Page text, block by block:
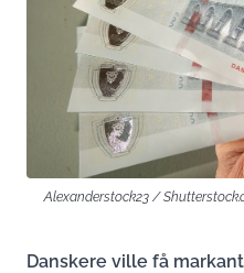
Alexanderstock23 /
Danskere ville få